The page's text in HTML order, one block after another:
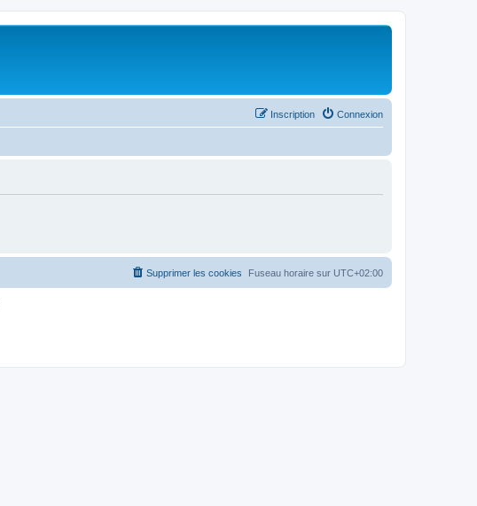
Connexion
Inscription
Fuseau horaire sur UTC+02:00
Supprimer les cookies